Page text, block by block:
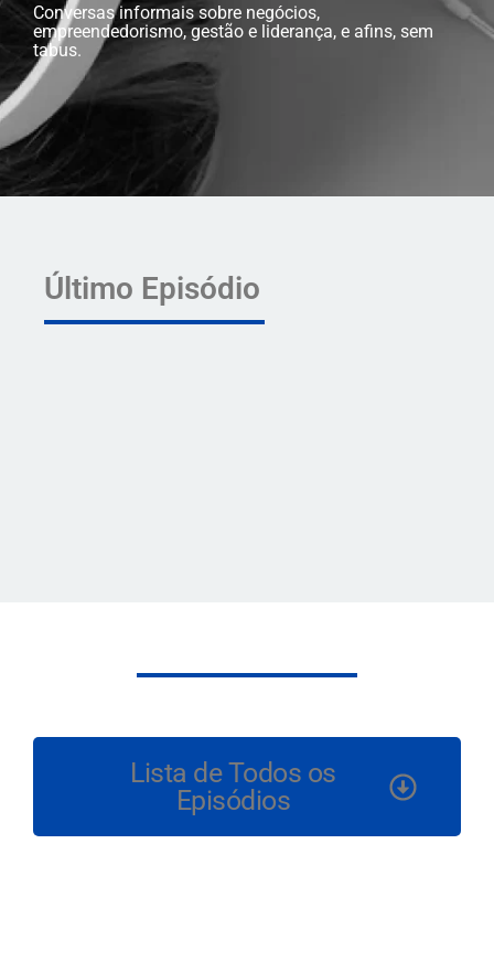
Conversas informais sobre negócios,
empreendedorismo, gestão e liderança, e afins, sem
tabus.
Último Episódio
Lista de Todos os
Episódios